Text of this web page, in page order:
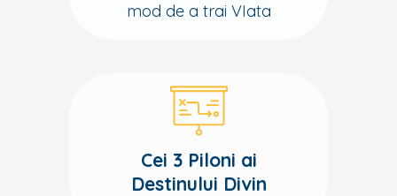
mod de a trai VIata
Cei 3 Piloni ai
Destinului Divin